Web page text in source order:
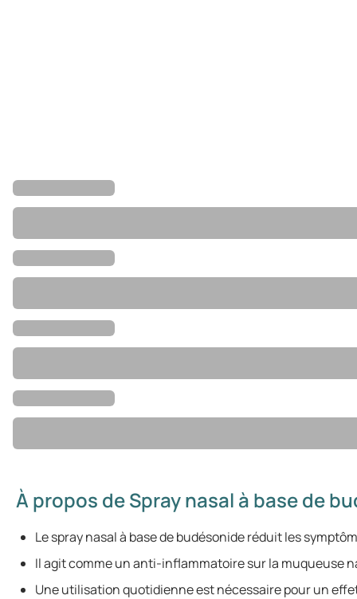
À propos de Spray nasal à base de
Le spray nasal à base de budésonide réduit les
Il agit comme un anti-inflammatoire sur la muqueuse
Une utilisation quotidienne est nécessaire pour un